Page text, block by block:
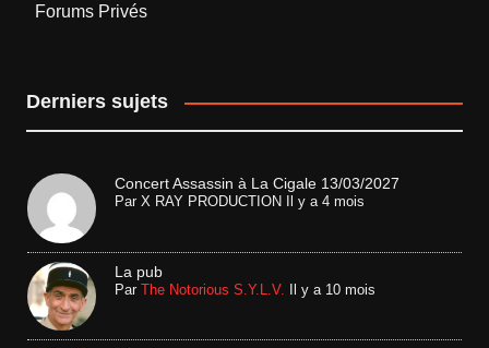
Forums Privés
Derniers sujets
Concert Assassin à La Cigale 13/03/2027
Par X RAY PRODUCTION Il y a 4 mois
La pub
Par The Notorious S.Y.L.V. Il y a 10 mois